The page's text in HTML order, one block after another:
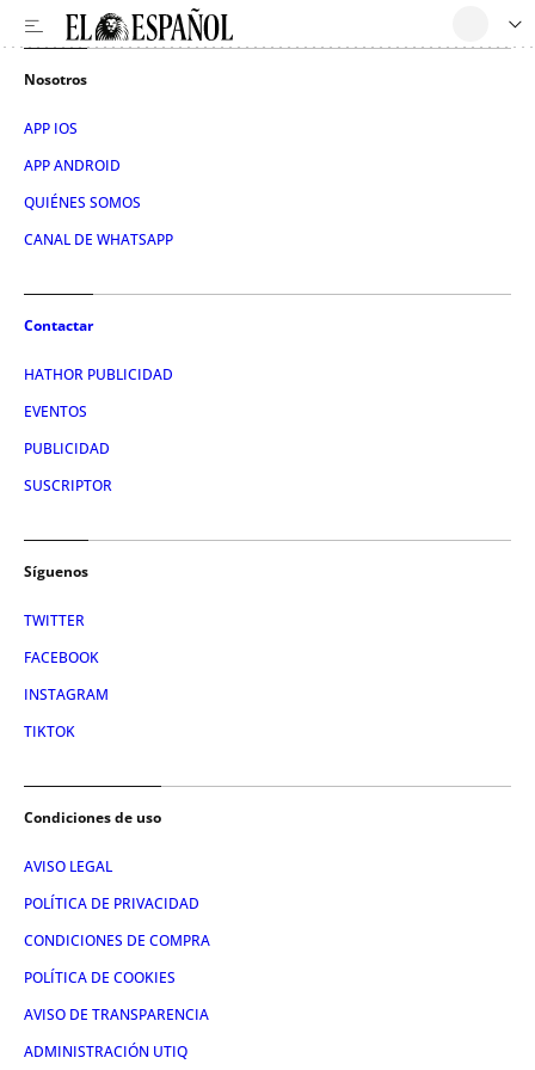
Nosotros
APP IOS
APP ANDROID
QUIÉNES SOMOS
CANAL DE WHATSAPP
Contactar
HATHOR PUBLICIDAD
EVENTOS
PUBLICIDAD
SUSCRIPTOR
Síguenos
TWITTER
FACEBOOK
INSTAGRAM
TIKTOK
Condiciones de uso
AVISO LEGAL
POLÍTICA DE PRIVACIDAD
CONDICIONES DE COMPRA
POLÍTICA DE COOKIES
AVISO DE TRANSPARENCIA
ADMINISTRACIÓN UTIQ